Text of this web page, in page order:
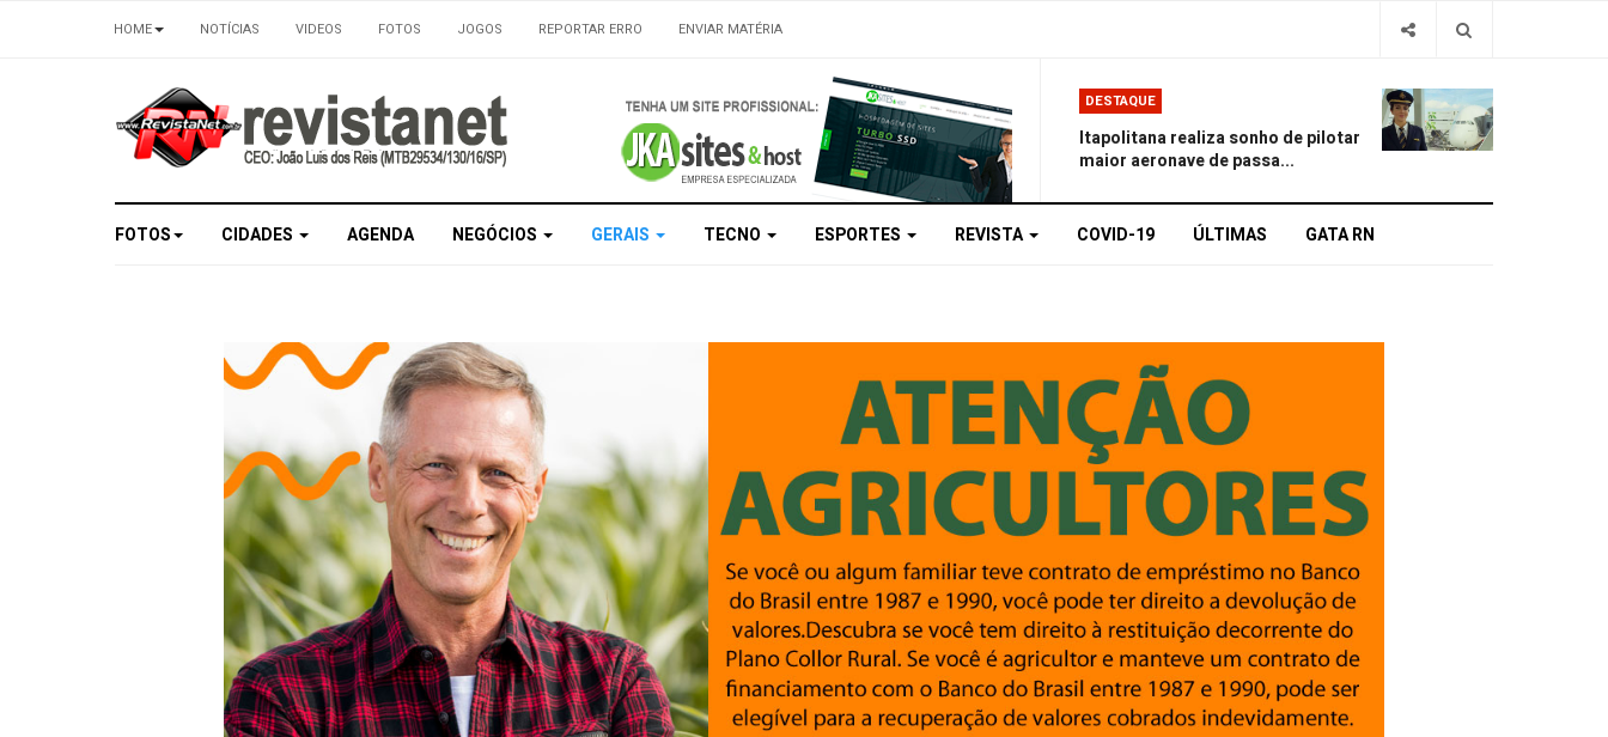
HOME NOTÍCIAS VIDEOS FOTOS JOGOS REPORTAR ERRO ENVIAR MATÉRIA
DESTAQUE
Itapolitana realiza sonho de pilotar
maior aeronave de passa...
FOTOS CIDADES AGENDA NEGÓCIOS GERAIS TECNO ESPORTES REVISTA COVID-19 ÚLTIMAS GATA RN